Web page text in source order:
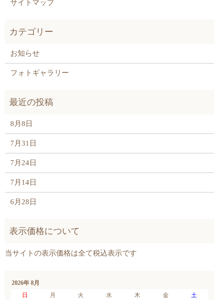
サイトマップ
お知らせ
フォトギャラリー
8月8日
7月31日
7月24日
7月14日
6月28日
2026年 8月
日
月 火 水 木 金 土